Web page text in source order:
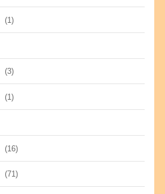
(1)
(3)
(1)
(16)
(71)